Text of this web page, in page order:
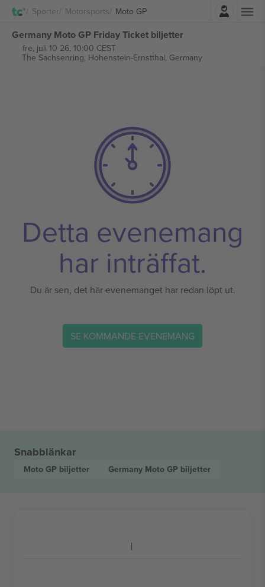
Sporter Motorsports Moto GP
Germany Moto GP Friday Ticket biljetter
fre, juli 10 26, 10:00 CEST
The Sachsenring, Hohenstein-Ernstthal, Germany
Detta evenemang
har inträffat.
Du är sen, det här evenemanget har redan löpt ut.
SE KOMMANDE EVENEMANG
Snabblänkar
Moto GP biljetter Germany Moto GP biljetter